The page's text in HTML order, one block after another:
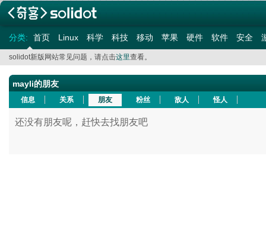
分类: 首页 Linux 科学 科技 移动 苹果 硬件 软件 安全
solidot新版网站常见问题，请点击这里查看。
mayli的朋友
信息 关系 朋友 粉丝 敌人 怪人
还没有朋友呢，赶快去找朋友吧